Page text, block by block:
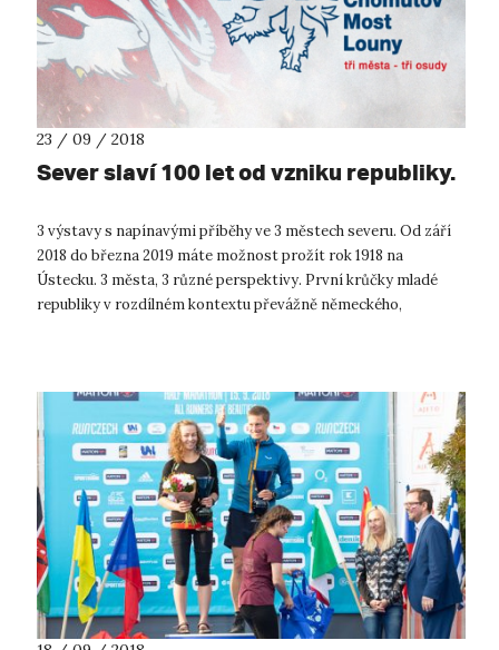
23 / 09 / 2018
Sever slaví 100 let od vzniku republiky.
3 výstavy s napínavými příběhy ve 3 městech severu. Od září
2018 do března 2019 máte možnost prožít rok 1918 na
Ústecku. 3 města, 3 různé perspektivy. První krůčky mladé
republiky v rozdílném kontextu převážně německého,